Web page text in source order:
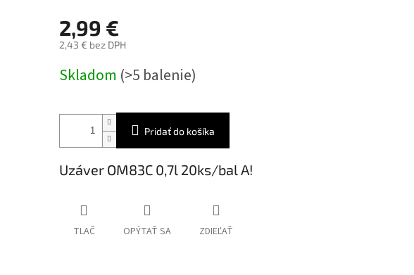
2,99 €
2,43 € bez DPH
cena:
Skladom (>5 balenie)
Pridať do košíka
Uzáver OM83C 0,7l 20ks/bal A!
TLAČ OPÝTAŤ SA ZDIEĽAŤ